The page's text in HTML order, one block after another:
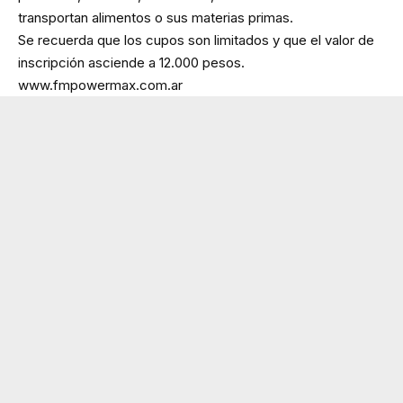
transportan alimentos o sus materias primas.
Se recuerda que los cupos son limitados y que el valor de
inscripción asciende a 12.000 pesos.
www.fmpowermax.com.ar